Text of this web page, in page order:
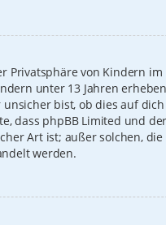
Privatsphäre von Kindern
unter 13 Jahren
bist, ob dies auf
dass phpBB Limited und
Art ist; außer solchen, die
werden.